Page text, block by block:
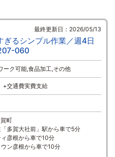
最終更新日：2026/05/13
ぎるシンプル作業／週4日
060
ーク可能,食品加工,その他
交通費実費支給
町
大社前」駅から車で5分
根から車で10分
根から車で10分